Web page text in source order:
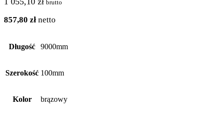
brutto
857,80 zł netto
Długość 9000mm
Szerokość 100mm
Kolor brązowy